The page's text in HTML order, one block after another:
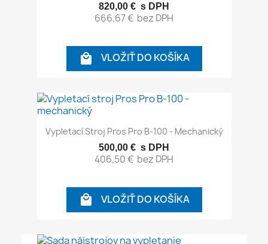
820,00 € s DPH
666,67 € bez DPH
 VLOŽIŤ DO KOŠÍKA
Vypletací Stroj Pros Pro B-100 - Mechanický
500,00 € s DPH
406,50 € bez DPH
 VLOŽIŤ DO KOŠÍKA